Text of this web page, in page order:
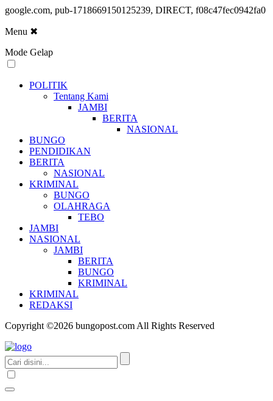
google.com, pub-1718669150125239, DIRECT, f08c47fec0942fa0
Menu ✖
Mode Gelap
POLITIK
Tentang Kami
JAMBI
BERITA
NASIONAL
BUNGO
PENDIDIKAN
BERITA
NASIONAL
KRIMINAL
BUNGO
OLAHRAGA
TEBO
JAMBI
NASIONAL
JAMBI
BERITA
BUNGO
KRIMINAL
KRIMINAL
REDAKSI
Copyright ©2026 bungopost.com All Rights Reserved